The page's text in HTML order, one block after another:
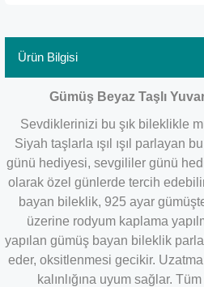
Ürün Bilgisi
Gümüş Beyaz Taşlı
Sevdiklerinizi bu şık bileklikle
Siyah taşlarla ışıl ışıl parlayan
günü hediyesi, sevgililer günü
olarak özel günlerde tercih
bayan bileklik, 925 ayar
üzerine rodyum kaplama
yapılan gümüş bayan bileklik
eder, oksitlenmesi gecikir.
kalınlığına uyum sağlar.